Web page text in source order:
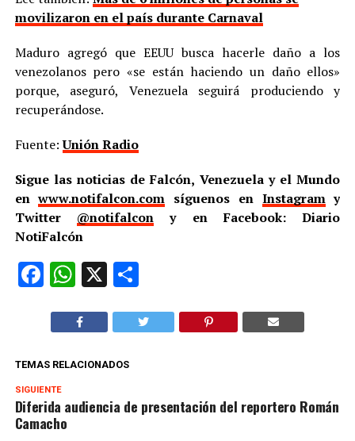
movilizaron en el país durante Carnaval
Maduro agregó que EEUU busca hacerle daño a los
venezolanos pero «se están haciendo un daño ellos»
porque, aseguró, Venezuela seguirá produciendo y
recuperándose.
Fuente:Unión Radio
Sigue las noticias de Falcón, Venezuela y el Mundo
enwww.notifalcon.com síguenos en Instagramy
Twitter @notifalcon y en Facebook: Diario
NotiFalcón
Facebook
WhatsApp
X Compartir
TEMAS RELACIONADOS
SIGUIENTE
Diferida audiencia de presentación del reportero Román
Camacho